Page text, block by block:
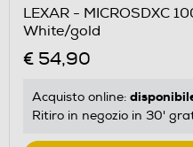
LEXAR - MICROSDXC
White/gold
€ 54,90
Acquisto online:
Ritiro in negozio in 30'